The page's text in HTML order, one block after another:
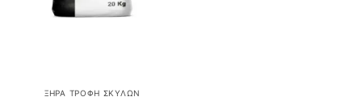
ΞΗΡΆ ΤΡΟΦΉ ΣΚΎΛΩΝ